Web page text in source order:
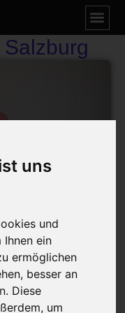
uns
und
Ihnen ein
ermöglichen
besser an
Diese
um